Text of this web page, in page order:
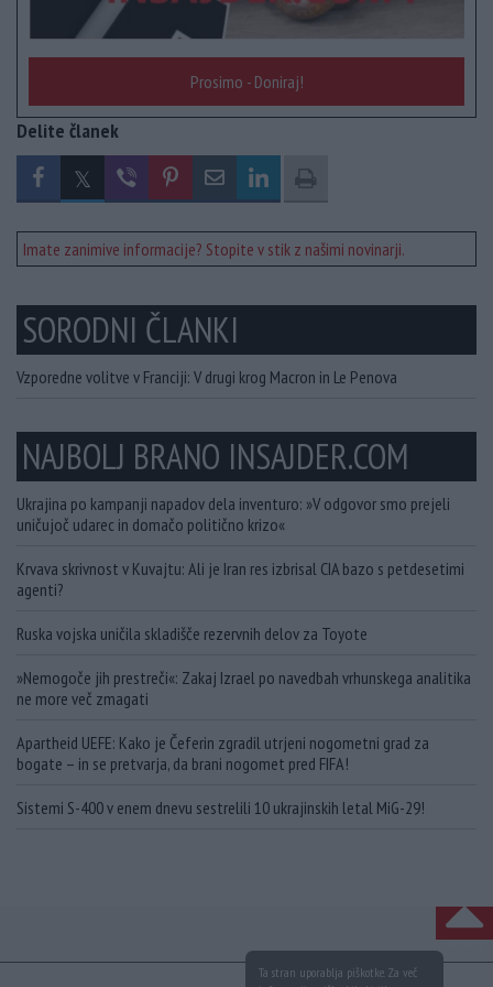
Prosimo - Doniraj!
Delite članek
Imate zanimive informacije? Stopite v stik z našimi novinarji.
SORODNI ČLANKI
Vzporedne volitve v Franciji: V drugi krog Macron in Le Penova
NAJBOLJ BRANO INSAJDER.COM
Ukrajina po kampanji napadov dela inventuro: »V odgovor smo prejeli
uničujoč udarec in domačo politično krizo«
Krvava skrivnost v Kuvajtu: Ali je Iran res izbrisal CIA bazo s petdesetimi
agenti?
Ruska vojska uničila skladišče rezervnih delov za Toyote
»Nemogoče jih prestreči«: Zakaj Izrael po navedbah vrhunskega analitika
ne more več zmagati
Apartheid UEFE: Kako je Čeferin zgradil utrjeni nogometni grad za
bogate – in se pretvarja, da brani nogomet pred FIFA!
Sistemi S-400 v enem dnevu sestrelili 10 ukrajinskih letal MiG-29!
NA VRH
Ta stran uporablja piškotke. Za več